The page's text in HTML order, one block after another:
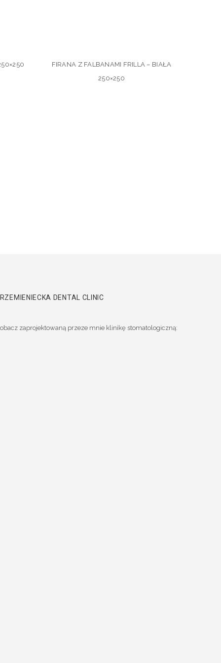
FIRANA Z FALBANAMI FRILLA – BIAŁA
250×250
DENTAL CLINIC
zaprojektowaną przeze mnie klinikę stomatologiczną: